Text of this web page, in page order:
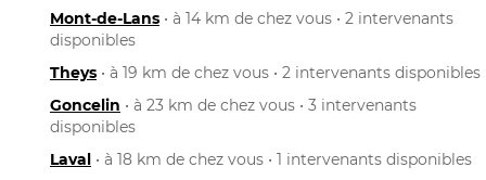
Mont-de-Lans • à 14 km de chez vous • 2 intervenants
disponibles
Theys • à 19 km de chez vous • 2 intervenants disponibles
Goncelin • à 23 km de chez vous • 3 intervenants
disponibles
Laval • à 18 km de chez vous • 1 intervenants disponibles